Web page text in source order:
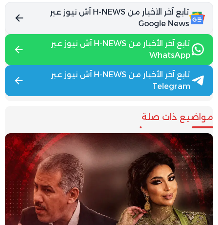
تابع آخر الأخبار من H-NEWS آش نيوز عبر
Google News
تابع آخر الأخبار من H-NEWS آش نيوز عبر
WhatsApp
تابع آخر الأخبار من H-NEWS آش نيوز عبر
Telegram
مواضيع ذات صلة